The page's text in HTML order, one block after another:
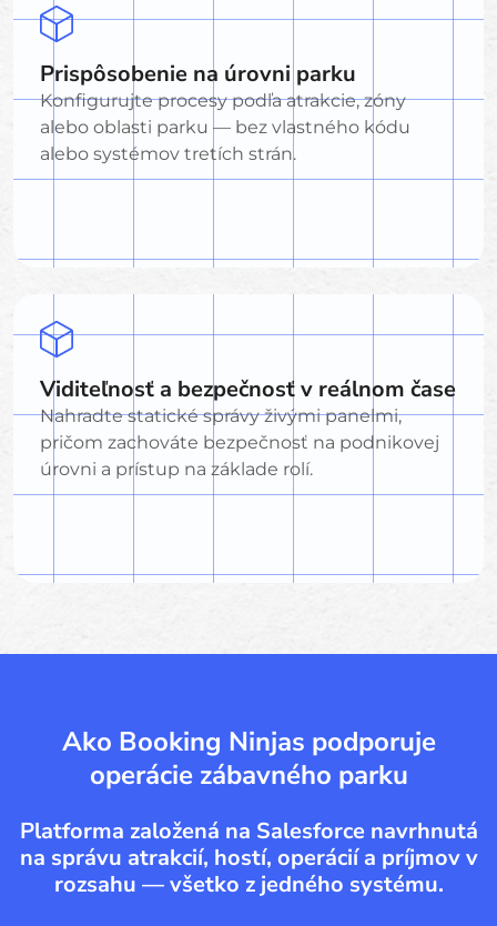
Prispôsobenie na úrovni parku
Konfigurujte procesy podľa atrakcie, zóny
alebo oblasti parku — bez vlastného kódu
alebo systémov tretích strán.
Viditeľnosť a bezpečnosť v reálnom čase
Nahradte statické správy živými panelmi,
pričom zachováte bezpečnosť na podnikovej
úrovni a prístup na základe rolí.
Ako Booking Ninjas podporuje
operácie zábavného parku
Platforma založená na Salesforce navrhnutá
na správu atrakcií, hostí, operácií a príjmov v
rozsahu — všetko z jedného systému.